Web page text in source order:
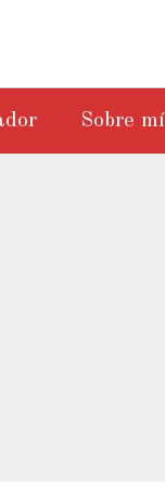
Sobre mí